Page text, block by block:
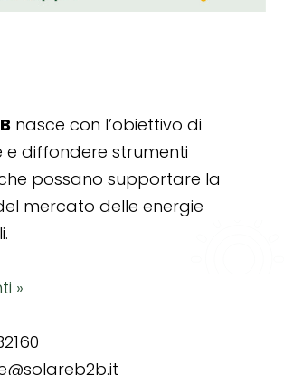
nasce con l’obiettivo di
e diffondere strumenti
possano supportare la
mercato delle energie
»